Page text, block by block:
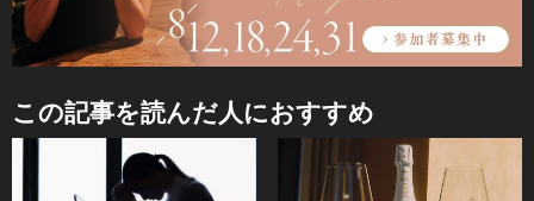
この記事を読んだ人におすすめ